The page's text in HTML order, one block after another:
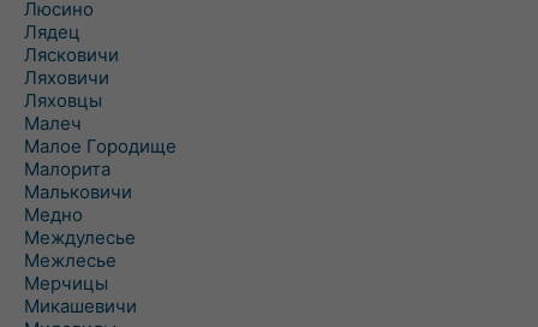
Люсино
Лядец
Лясковичи
Ляховичи
Ляховцы
Малеч
Малое Городище
Малорита
Мальковичи
Медно
Междулесье
Межлесье
Мерчицы
Микашевичи